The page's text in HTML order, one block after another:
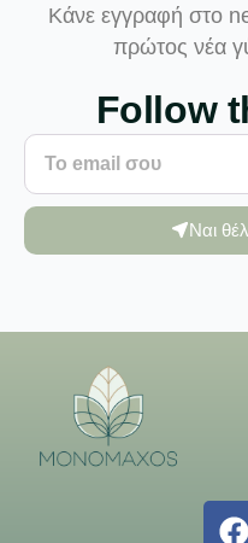
Κάνε εγγραφή στο
πρώτος νέα
Follow
Ναι